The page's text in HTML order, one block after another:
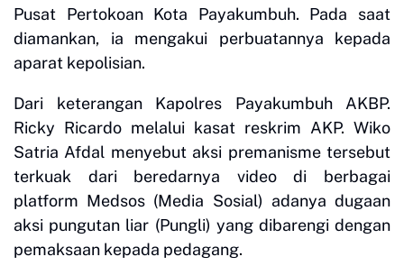
Pusat Pertokoan Kota Payakumbuh. Pada saat
diamankan, ia mengakui perbuatannya kepada
aparat kepolisian.
Dari keterangan Kapolres Payakumbuh AKBP.
Ricky Ricardo melalui kasat reskrim AKP. Wiko
Satria Afdal menyebut aksi premanisme tersebut
terkuak dari beredarnya video di berbagai
platform Medsos (Media Sosial) adanya dugaan
aksi pungutan liar (Pungli) yang dibarengi dengan
pemaksaan kepada pedagang.